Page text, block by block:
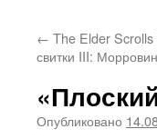
← The Elder
свитки III:
Опубликовано